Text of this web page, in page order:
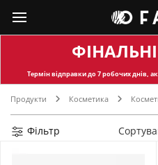
Термін відправкидо 7 робочих днів,
Продукти Косметика
Фільтр